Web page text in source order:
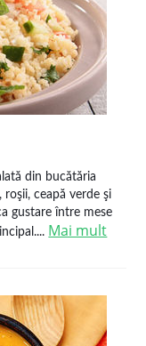
din bucătăria
ceapă verde şi
gustare între mese
Mai mult